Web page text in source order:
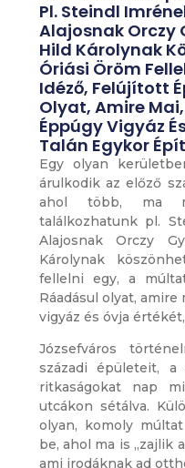
Pl. Steindl
Alajosnak Orczy
Hild Károlynak
Óriási Öröm
Idéző, Felújított
Olyat, Amire
Éppúgy Vigyáz
Talán Egykor
Egy olyan
árulkodik az előző
ahol több, ma
találkozhatunk pl.
Alajosnak Orczy
Károlynak
fellelni egy, a
Ráadásul olyat, amire
vigyáz és óvja
Józsefváros
századi épületeit, a
ritkaságokat nap
utcákon sétálva.
olyan, komoly
be, ahol ma is „zajlik
ami irodáknak ad